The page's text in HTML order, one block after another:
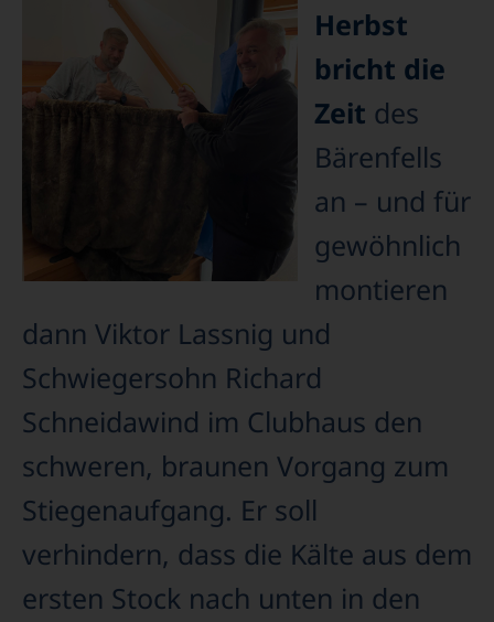
Herbst
bricht die
Zeit des
Bärenfells
an – und für
gewöhnlich
montieren
dann Viktor Lassnig und
Schwiegersohn Richard
Schneidawind im Clubhaus den
schweren, braunen Vorgang zum
Stiegenaufgang. Er soll
verhindern, dass die Kälte aus dem
ersten Stock nach unten in den